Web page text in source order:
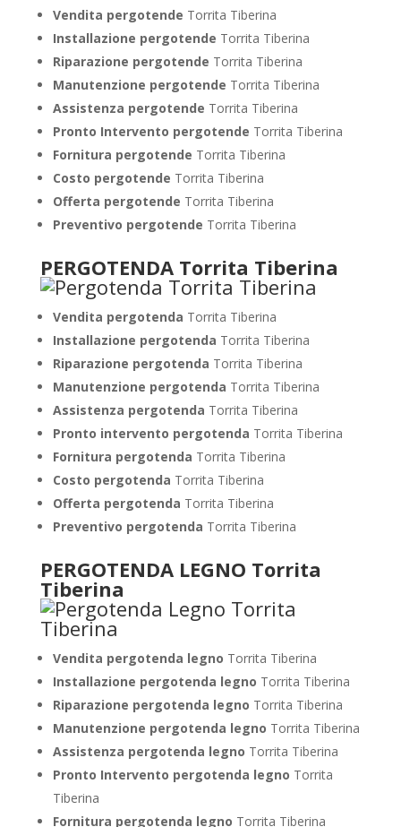
Vendita pergotende Torrita Tiberina
Installazione pergotende Torrita Tiberina
Riparazione pergotende Torrita Tiberina
Manutenzione pergotende Torrita Tiberina
Assistenza pergotende Torrita Tiberina
Pronto Intervento pergotende Torrita Tiberina
Fornitura pergotende Torrita Tiberina
Costo pergotende Torrita Tiberina
Offerta pergotende Torrita Tiberina
Preventivo pergotende Torrita Tiberina
PERGOTENDA Torrita Tiberina
Vendita pergotenda Torrita Tiberina
Installazione pergotenda Torrita Tiberina
Riparazione pergotenda Torrita Tiberina
Manutenzione pergotenda Torrita Tiberina
Assistenza pergotenda Torrita Tiberina
Pronto intervento pergotenda Torrita Tiberina
Fornitura pergotenda Torrita Tiberina
Costo pergotenda Torrita Tiberina
Offerta pergotenda Torrita Tiberina
Preventivo pergotenda Torrita Tiberina
PERGOTENDA LEGNO Torrita
Tiberina
Vendita pergotenda legno Torrita Tiberina
Installazione pergotenda legno Torrita Tiberina
Riparazione pergotenda legno Torrita Tiberina
Manutenzione pergotenda legno Torrita Tiberina
Assistenza pergotenda legno Torrita Tiberina
Pronto Intervento pergotenda legno Torrita
Tiberina
Fornitura pergotenda legno Torrita Tiberina